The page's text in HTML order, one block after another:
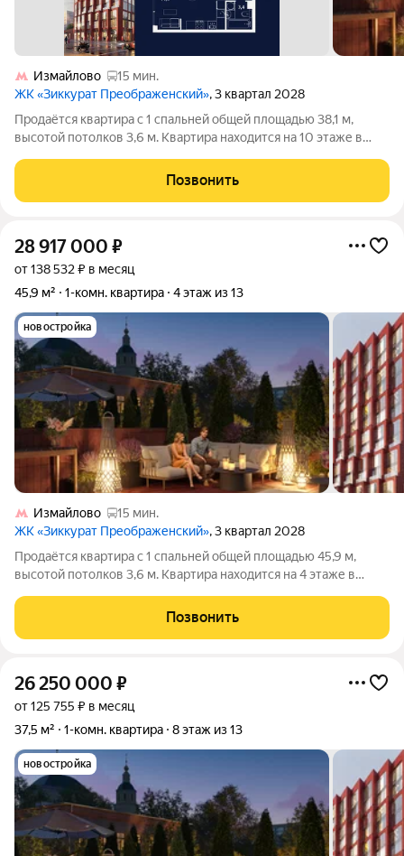
Измайлово
15 мин.
ЖК «Зиккурат Преображенский», 3 квартал 2028
Продаётся квартира с 1 спальней общей площадью 38,1 м,
высотой потолков 3,6 м. Квартира находится на 10 этаже в
«Зиккурат Преображенский» расположен в тихом зелёном
районе, где сохранилась
Позвонить
28 917 000 ₽
от 138 532 ₽ в месяц
45,9 м²
1-комн. квартира 4 этаж из 13
новостройка
Измайлово
15 мин.
ЖК «Зиккурат Преображенский», 3 квартал 2028
Продаётся квартира с 1 спальней общей площадью 45,9 м,
высотой потолков 3,6 м. Квартира находится на 4 этаже в
«Зиккурат Преображенский» расположен в тихом зелёном
районе, где сохранилась
Позвонить
26 250 000 ₽
от 125 755 ₽ в месяц
37,5 м²
1-комн. квартира 8 этаж из 13
новостройка